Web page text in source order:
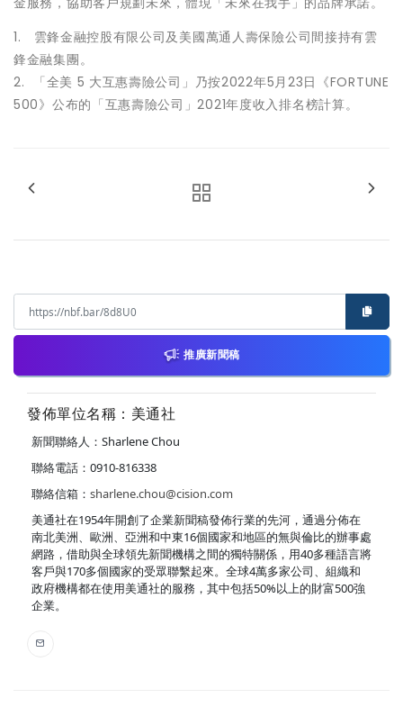
1. 雲鋒金融控股有限公司及美國萬通人壽保險公司間接持有雲
鋒金融集團。
2. 「全美 5 大互惠壽險公司」乃按2022年5月23日《FORTUNE
500》公布的「互惠壽險公司」2021年度收入排名榜計算。
推廣新聞稿
發佈單位名稱：美通社
新聞聯絡人：Sharlene Chou
聯絡電話：0910-816338
聯絡信箱： sharlene.chou@cision.com
美通社在1954年開創了企業新聞稿發佈行業的先河，通過分佈在
南北美洲、歐洲、亞洲和中東16個國家和地區的無與倫比的辦事處
網路，借助與全球領先新聞機構之間的獨特關係，用40多種語言將
客戶與170多個國家的受眾聯繫起來。全球4萬多家公司、組織和
政府機構都在使用美通社的服務，其中包括50%以上的財富500強
企業。